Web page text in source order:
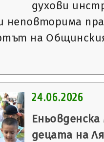
духови
неповторима
на
24.06.2026
децата на